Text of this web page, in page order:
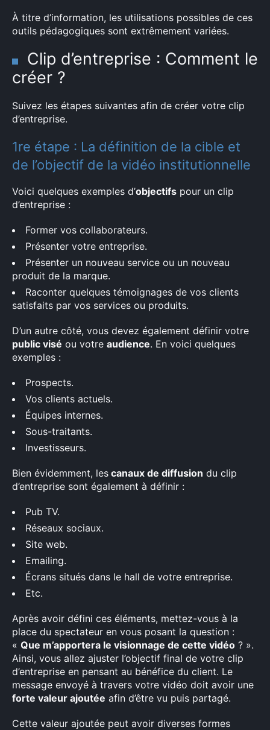
À titre d’information, les utilisations possibles de ces
outils pédagogiques sont extrêmement variées.
Clip d’entreprise : Comment le
créer ?
Suivez les étapes suivantes afin de créer votre clip
d’entreprise.
1re étape : La définition de la cible et
de l’objectif de la vidéo institutionnelle
Voici quelques exemples d’objectifs pour un clip
d’entreprise :
Former vos collaborateurs.
Présenter votre entreprise.
Présenter un nouveau service ou un nouveau
produit de la marque.
Raconter quelques témoignages de vos clients
satisfaits par vos services ou produits.
D’un autre côté, vous devez également définir votre
public visé ou votre audience. En voici quelques
exemples :
Prospects.
Vos clients actuels.
Équipes internes.
Sous-traitants.
Investisseurs.
Bien évidemment, les canaux de diffusion du clip
d’entreprise sont également à définir :
Pub TV.
Réseaux sociaux.
Site web.
Emailing.
Écrans situés dans le hall de votre entreprise.
Etc.
Après avoir défini ces éléments, mettez-vous à la
place du spectateur en vous posant la question :
« Que m’apportera le visionnage de cette vidéo ? ».
Ainsi, vous allez ajuster l’objectif final de votre clip
d’entreprise en pensant au bénéfice du client. Le
message envoyé à travers votre vidéo doit avoir une
forte valeur ajoutée afin d’être vu puis partagé.
Cette valeur ajoutée peut avoir diverses formes